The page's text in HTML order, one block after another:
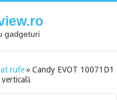
gadgeturi
rufe » Candy EVOT 10071D1
verticală